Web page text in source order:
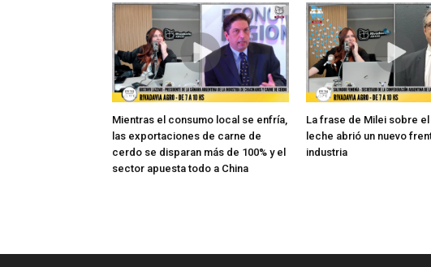
Mientras el consumo local se enfría,
las exportaciones de carne de
cerdo se disparan más de 100% y el
sector apuesta todo a China
La frase de Milei sobre
leche abrió un nuevo
industria